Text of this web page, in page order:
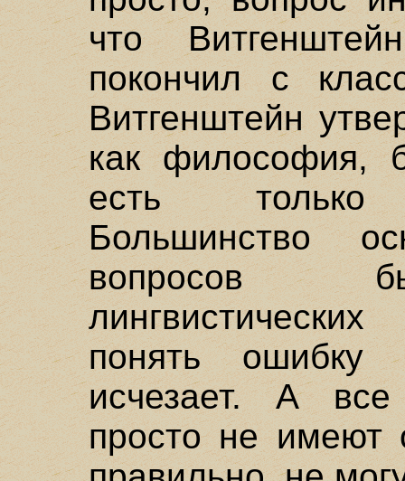
что
покончил с
Витгенштейн
как философия,
есть только
Большинство
вопросов
понять
исчезает. А
просто не имеют